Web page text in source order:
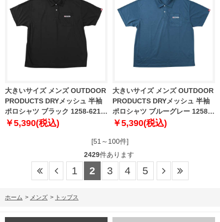
大きいサイズ メンズ OUTDOOR
PRODUCTS DRYメッシュ 半袖
ポロシャツ ブラック 1258-6217-
2 3L 4L 5L 6L 7L 8L
￥5,390(税込)
大きいサイズ メンズ OUTDOOR
PRODUCTS DRYメッシュ 半袖
ポロシャツ ブルーグレー 1258-
6217-3 3L 4L 5L 6L 7L 8L
￥5,390(税込)
[51～100件]
2429件あります
1 2 3 4 5
ホーム > メンズ > トップス